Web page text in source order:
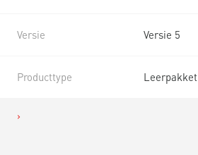
Versie Versie 5
Producttype Leerpakket